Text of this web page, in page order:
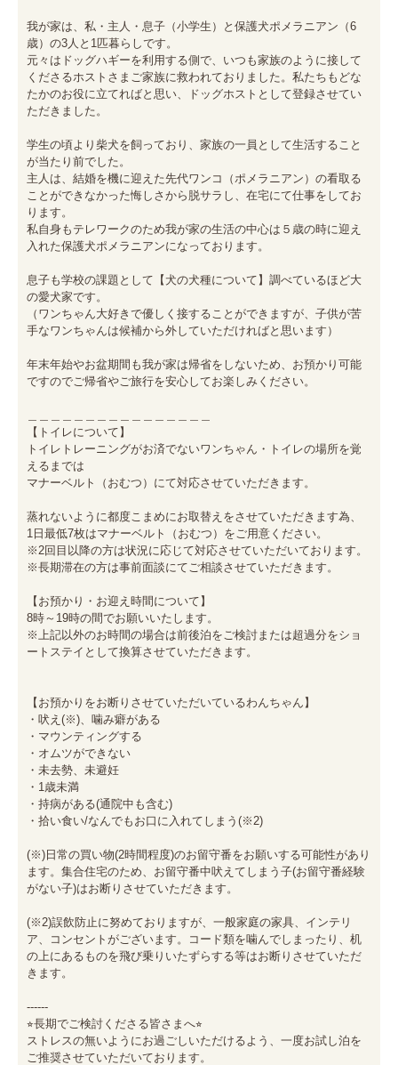
我が家は、私・主人・息子（小学生）と保護犬ポメラニアン（6
歳）の3人と1匹暮らしです。
元々はドッグハギーを利用する側で、いつも家族のように接して
くださるホストさまご家族に救われておりました。私たちもどな
たかのお役に立てればと思い、ドッグホストとして登録させてい
ただきました。
学生の頃より柴犬を飼っており、家族の一員として生活すること
が当たり前でした。
主人は、結婚を機に迎えた先代ワンコ（ポメラニアン）の看取る
ことができなかった悔しさから脱サラし、在宅にて仕事をしてお
ります。
私自身もテレワークのため我が家の生活の中心は５歳の時に迎え
入れた保護犬ポメラニアンになっております。
息子も学校の課題として【犬の犬種について】調べているほど大
の愛犬家です。
（ワンちゃん大好きで優しく接することができますが、子供が苦
手なワンちゃんは候補から外していただければと思います）
年末年始やお盆期間も我が家は帰省をしないため、お預かり可能
ですのでご帰省やご旅行を安心してお楽しみください。
【トイレについて】
トイレトレーニングがお済でないワンちゃん・トイレの場所を覚
えるまでは
マナーベルト（おむつ）にて対応させていただきます。
蒸れないように都度こまめにお取替えをさせていただきます為、
1日最低7枚はマナーベルト（おむつ）をご用意ください。
※2回目以降の方は状況に応じて対応させていただいております。
※長期滞在の方は事前面談にてご相談させていただきます。
【お預かり・お迎え時間について】
8時～19時の間でお願いいたします。
※上記以外のお時間の場合は前後泊をご検討または超過分をショ
ートステイとして換算させていただきます。
【お預かりをお断りさせていただいているわんちゃん】
・吠え(※)、噛み癖がある
・マウンティングする
・オムツができない
・未去勢、未避妊
・1歳未満
・持病がある(通院中も含む)
・拾い食い/なんでもお口に入れてしまう(※2)
(※)日常の買い物(2時間程度)のお留守番をお願いする可能性があり
ます。集合住宅のため、お留守番中吠えてしまう子(お留守番経験
がない子)はお断りさせていただきます。
(※2)誤飲防止に努めておりますが、一般家庭の家具、インテリ
ア、コンセントがございます。コード類を噛んでしまったり、机
の上にあるものを飛び乗りいたずらする等はお断りさせていただ
きます。
------
⭐︎長期でご検討くださる皆さまへ⭐︎
ストレスの無いようにお過ごしいただけるよう、一度お試し泊を
ご推奨させていただいております。